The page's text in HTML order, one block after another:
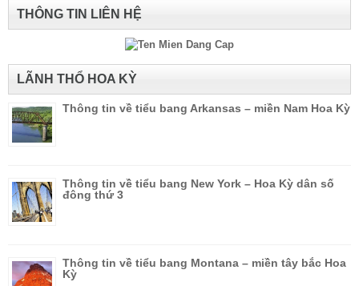
THÔNG TIN LIÊN HỆ
LÃNH THỔ HOA KỲ
Thông tin về tiểu bang Arkansas – miền Nam Hoa Kỳ
Thông tin về tiểu bang New York – Hoa Kỳ dân số
đông thứ 3
Thông tin về tiểu bang Montana – miền tây bắc Hoa
Kỳ